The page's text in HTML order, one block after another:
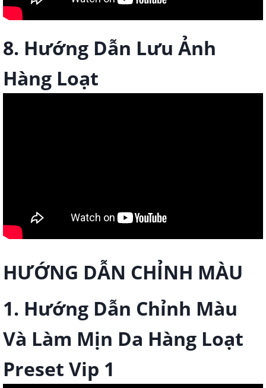
8. Hướng Dẫn Lưu Ảnh
Hàng Loạt
HƯỚNG DẪN CHỈNH MÀU
1. Hướng Dẫn Chỉnh Màu
Và Làm Mịn Da Hàng Loạt
Preset Vip 1